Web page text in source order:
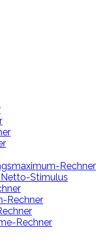
Rechner
Stimulus
Rechner
Rechner